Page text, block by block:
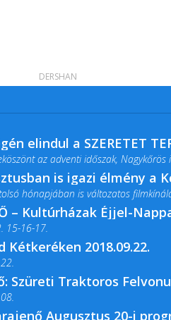
elindul a SZERETET
az adventi időszak,
is igazi élmény a
hónapjában is változatos
– Kultúrházak Éjjel-
15-16-17.
tartalmas programokkal várja a Csemői
Kétkeréken 2018.09.22.
Szüreti Traktoros
Augusztus 20-i
DERSHAN